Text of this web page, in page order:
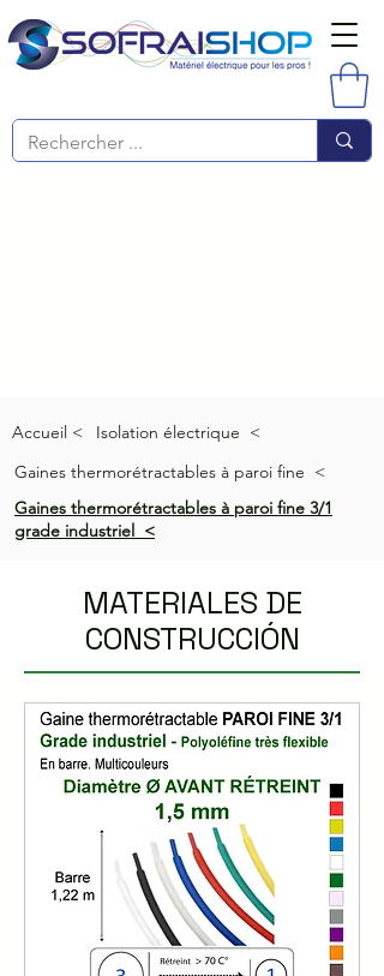
Accueil <
Isolation électrique <
Gaines thermorétractables à paroi fine <
Gaines thermorétractables à paroi fine 3/1
grade industriel <
MATERIALES DE
CONSTRUCCIÓN